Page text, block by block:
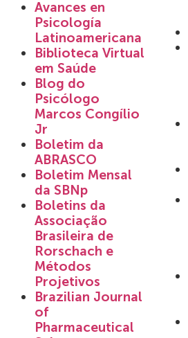
Avances en
Psicología
Latinoamericana
Biblioteca Virtual
em Saúde
Blog do
Psicólogo
Marcos Congílio
Jr
Boletim da
ABRASCO
Boletim Mensal
da SBNp
Boletins da
Associação
Brasileira de
Rorschach e
Métodos
Projetivos
Brazilian Journal
of
Pharmaceutical